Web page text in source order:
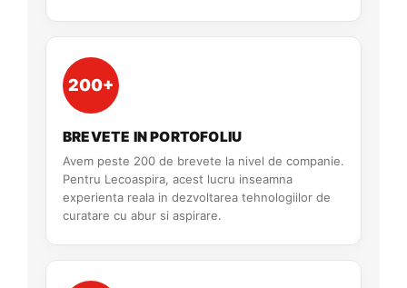
200+
BREVETE IN PORTOFOLIU
Avem peste 200 de brevete la nivel de companie.
Pentru Lecoaspira, acest lucru inseamna
experienta reala in dezvoltarea tehnologiilor de
curatare cu abur si aspirare.